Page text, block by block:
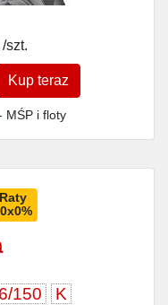
/szt.
Kup teraz
MŚP i floty
Raty
150 K